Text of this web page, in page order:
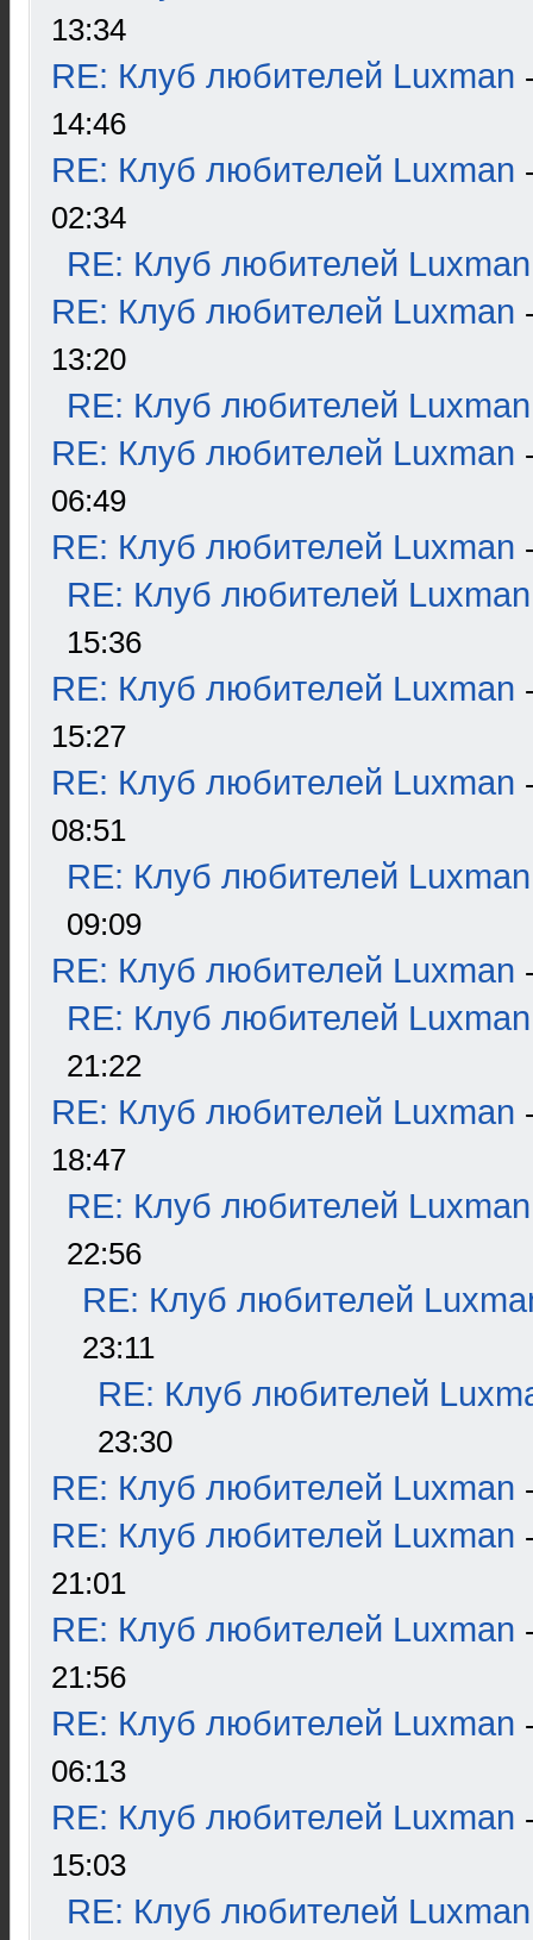
13:34
RE: Клуб любителей Luxman
14:46
RE: Клуб любителей Luxman
02:34
RE: Клуб любителей Luxman
RE: Клуб любителей Luxman
13:20
RE: Клуб любителей Luxman
RE: Клуб любителей Luxman
06:49
RE: Клуб любителей Luxman
RE: Клуб любителей Luxman
15:36
RE: Клуб любителей Luxman
15:27
RE: Клуб любителей Luxman
08:51
RE: Клуб любителей Luxman
09:09
RE: Клуб любителей Luxman
RE: Клуб любителей Luxman
21:22
RE: Клуб любителей Luxman
18:47
RE: Клуб любителей Luxman
22:56
RE: Клуб любителей
23:11
RE: Клуб любителей
23:30
RE: Клуб любителей Luxman
RE: Клуб любителей Luxman
21:01
RE: Клуб любителей Luxman
21:56
RE: Клуб любителей Luxman
06:13
RE: Клуб любителей Luxman
15:03
RE: Клуб любителей Luxman